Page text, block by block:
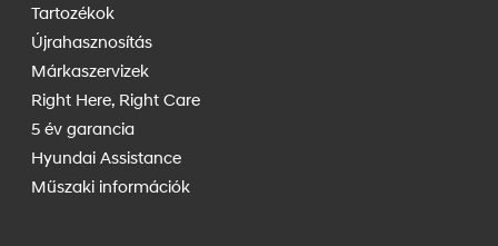
Tartozékok
Újrahasznosítás
Márkaszervizek
Right Here, Right Care
5 év garancia
Hyundai Assistance
Műszaki információk